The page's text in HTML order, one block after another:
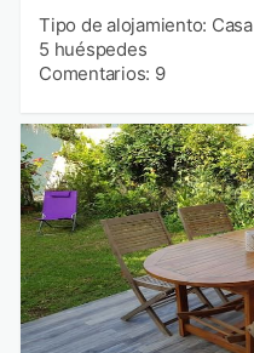
Tipo de alojamiento: Casa
5 huéspedes
Comentarios: 9